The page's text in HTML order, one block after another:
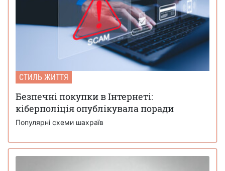
СТИЛЬ ЖИТТЯ
Безпечні покупки в Інтернеті:
кіберполіція опублікувала поради
Популярні схеми шахраїв